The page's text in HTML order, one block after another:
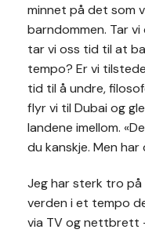
minnet på det som
barndommen. Tar
tar vi oss tid til at
tempo? Er vi
tid til å undre,
flyr vi til Dubai og
landene imellom.
du kanskje. Men
Jeg har sterk tro
verden i et tempo
via TV og nettbrett